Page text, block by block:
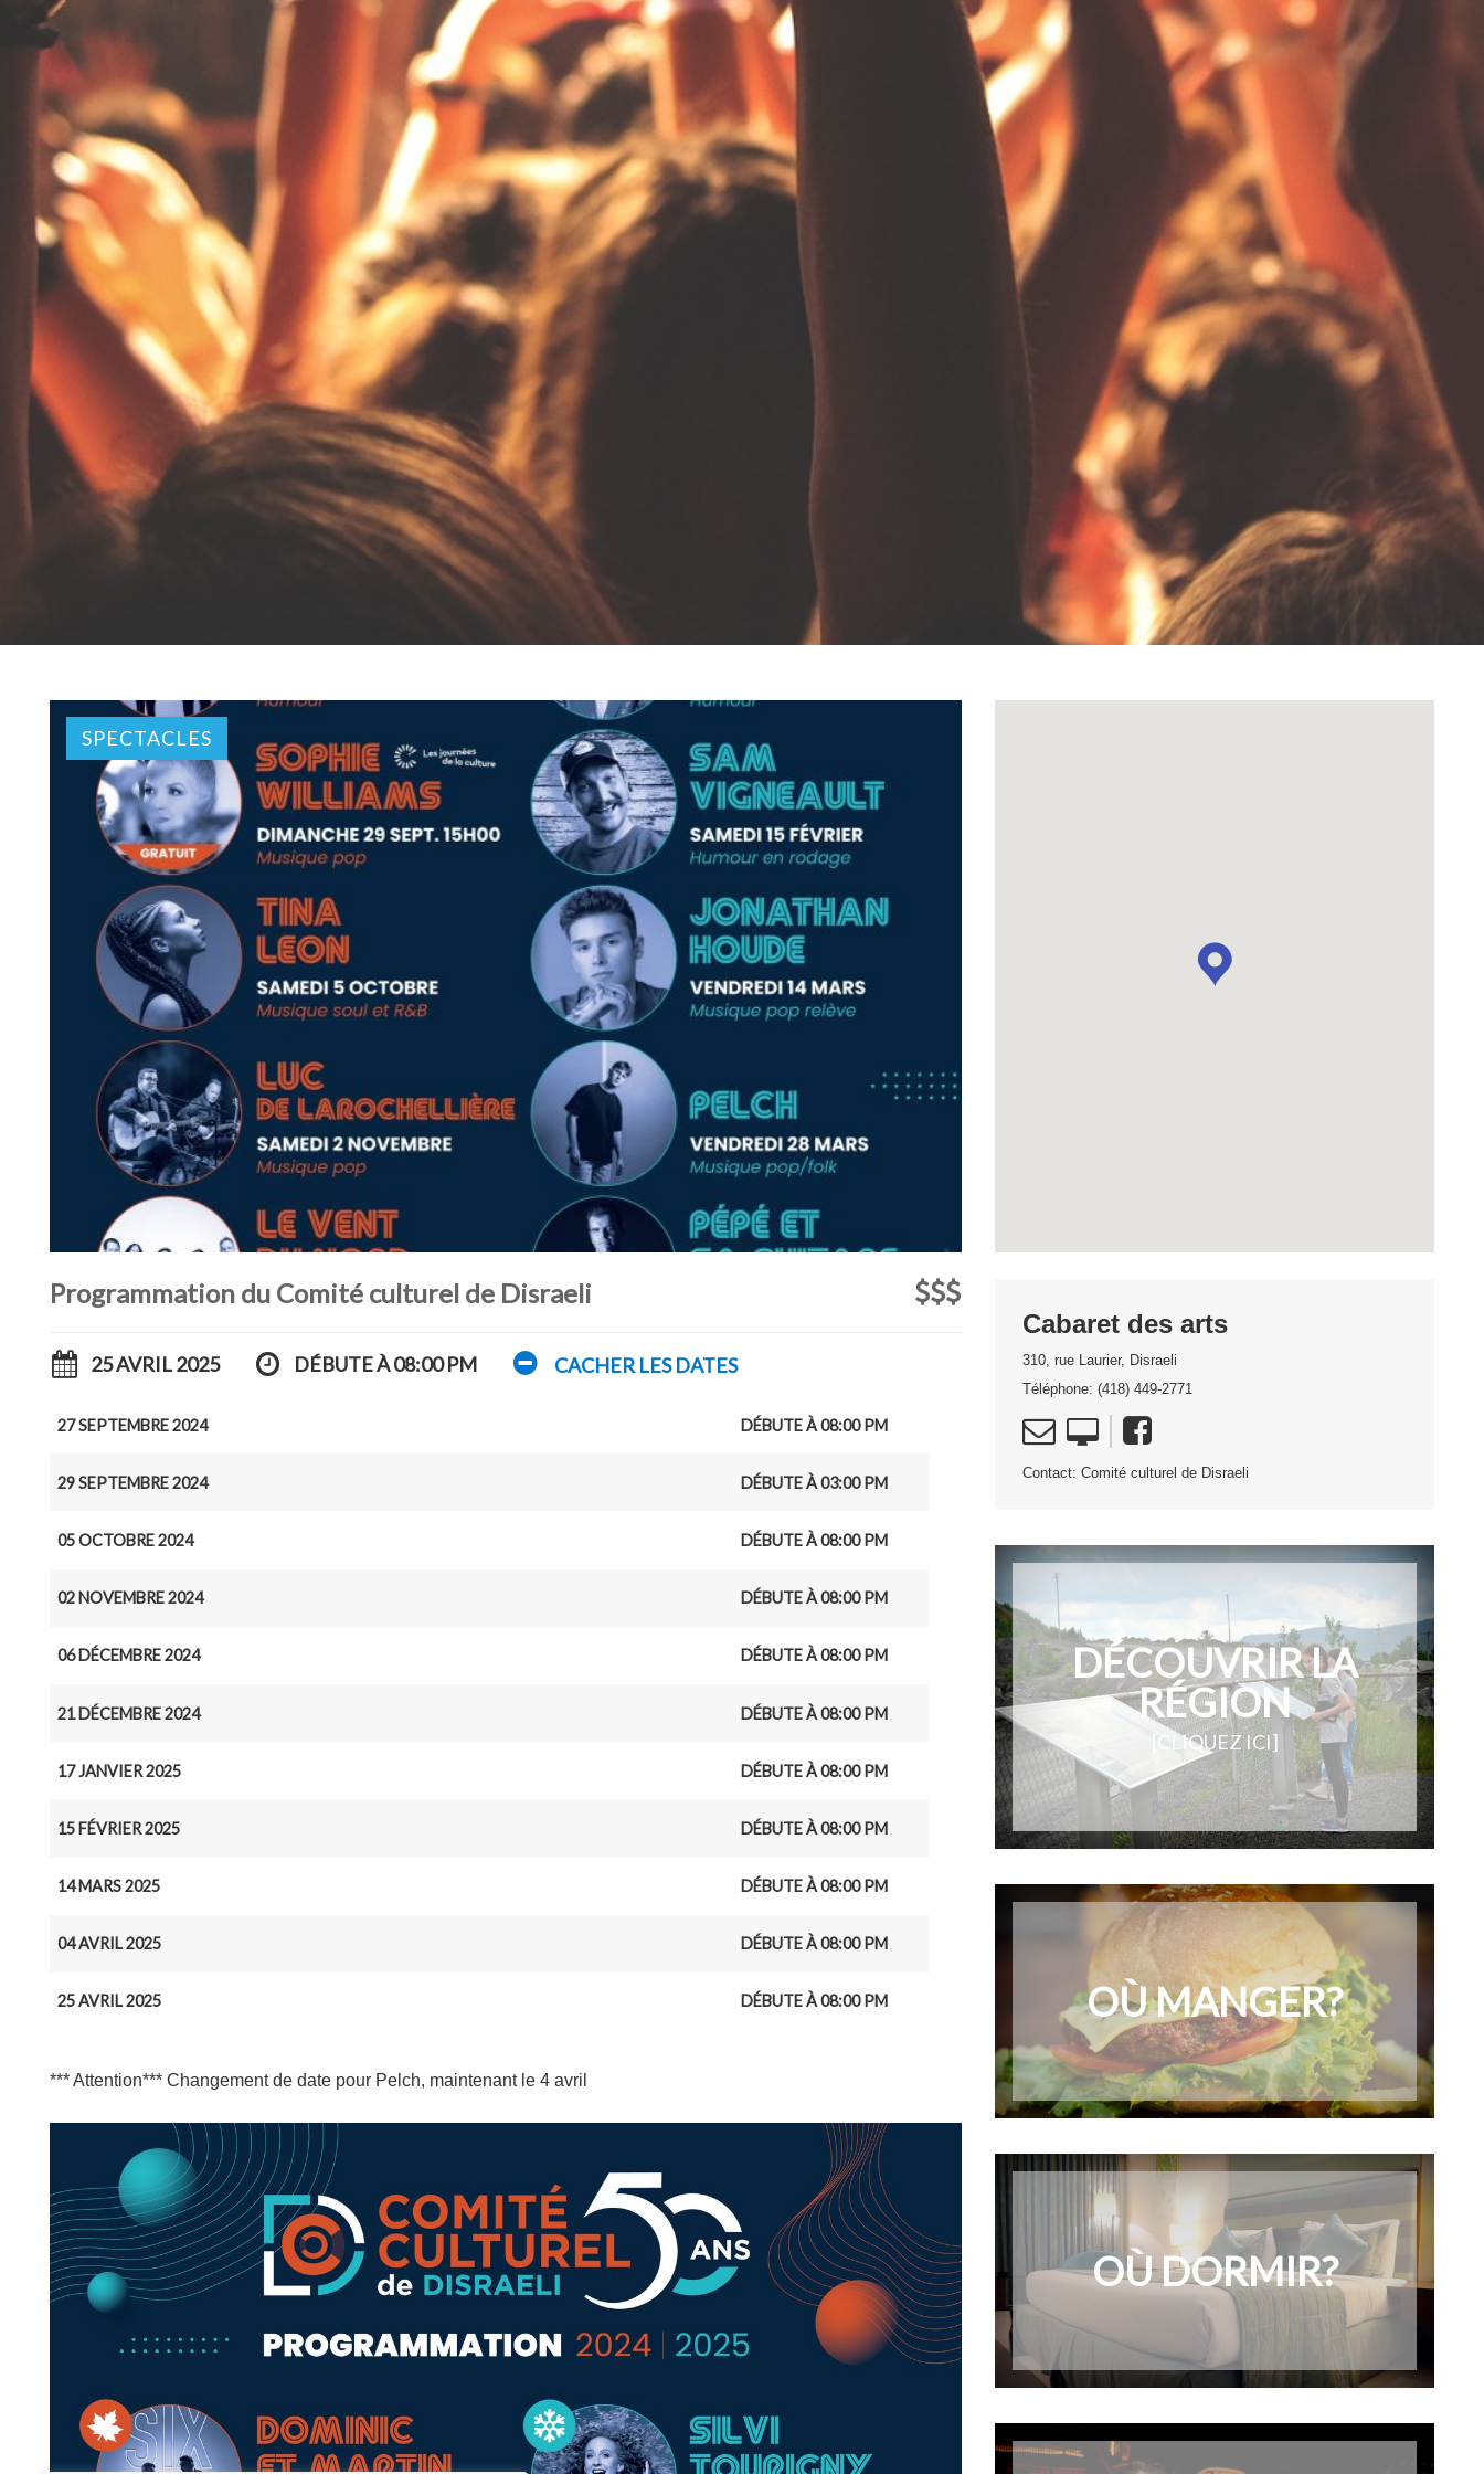
SPECTACLES
Programmation du Comité culturel de Disraeli
25 AVRIL 2025 DÉBUTE À 08:00 PM CACHER LES DATES
27 SEPTEMBRE 2024 DÉBUTE À 08:00 PM
29 SEPTEMBRE 2024 DÉBUTE À 03:00 PM
05 OCTOBRE 2024 DÉBUTE À 08:00 PM
02 NOVEMBRE 2024 DÉBUTE À 08:00 PM
06 DÉCEMBRE 2024 DÉBUTE À 08:00 PM
21 DÉCEMBRE 2024 DÉBUTE À 08:00 PM
17 JANVIER 2025 DÉBUTE À 08:00 PM
15 FÉVRIER 2025 DÉBUTE À 08:00 PM
14 MARS 2025 DÉBUTE À 08:00 PM
04 AVRIL 2025 DÉBUTE À 08:00 PM
25 AVRIL 2025 DÉBUTE À 08:00 PM
*** Attention*** Changement de date pour Pelch, maintenant le 4 avril
Cabaret des arts
310, rue Laurier, Disraeli
Téléphone: (418) 449-2771
Contact: Comité culturel de Disraeli
DÉCOUVRIR LA
RÉGION
[CLIQUEZ ICI]
OÙ MANGER?
OÙ DORMIR?